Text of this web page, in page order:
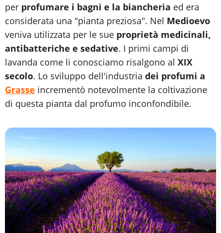
per profumare i bagni e la biancheria ed era
considerata una "pianta preziosa". Nel Medioevo
veniva utilizzata per le sue proprietà medicinali,
antibatteriche e sedative. I primi campi di
lavanda come li conosciamo risalgono al XIX
secolo. Lo sviluppo dell'industria dei profumi a
Grasse incrementò notevolmente la coltivazione
di questa pianta dal profumo inconfondibile.